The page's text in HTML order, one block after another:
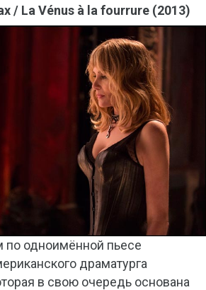
/ La Vénus à la fourrure (2013)
одноимённой пьесе
драматурга
в свою очередь основана